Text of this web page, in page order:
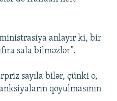
anlayır ki, bir
sala bilməzlər”.
sayıla bilər, çünki o,
qoyulmasının